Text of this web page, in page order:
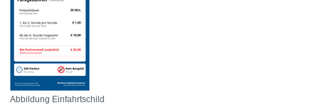
Abbildung Einfahrtschild